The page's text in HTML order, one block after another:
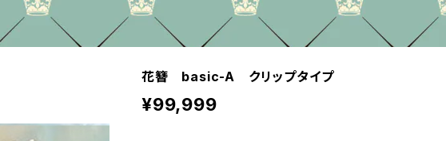
花簪 basic-A クリップタイプ
¥99,999